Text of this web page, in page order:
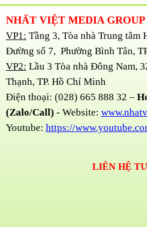
NHẤT VIỆT MEDIA GROUP
VP1: Tầng 3, Tòa nhà Trung tâm
Đường số 7, Phường Bình Tân,
VP2: Lầu 3 Tòa nhà Đông Nam,
Thạnh, TP. Hồ Chí Minh
Điện thoại: (028) 665 888 32 –
(Zalo/Call) - Website:
Youtube: https://
LIÊN HỆ